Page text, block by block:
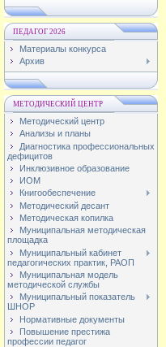
ПЕДАГОГ 2026
Материалы конкурса
Архив
МЕТОДИЧЕСКИЙ ЦЕНТР
Методический центр
Анализы и планы
Диагностика профессиональных
дефицитов
Инклюзивное образование
ИОМ
Книгообеспечение
Методический десант
Методическая копилка
Муниципальная методическая
площадка
Муниципальный кабинет
педагогических практик, РАОП
Муниципальная модель
методической службы
Муниципальный показатель
ШНОР
Нормативные документы
Повышение престижа
профессии педагог